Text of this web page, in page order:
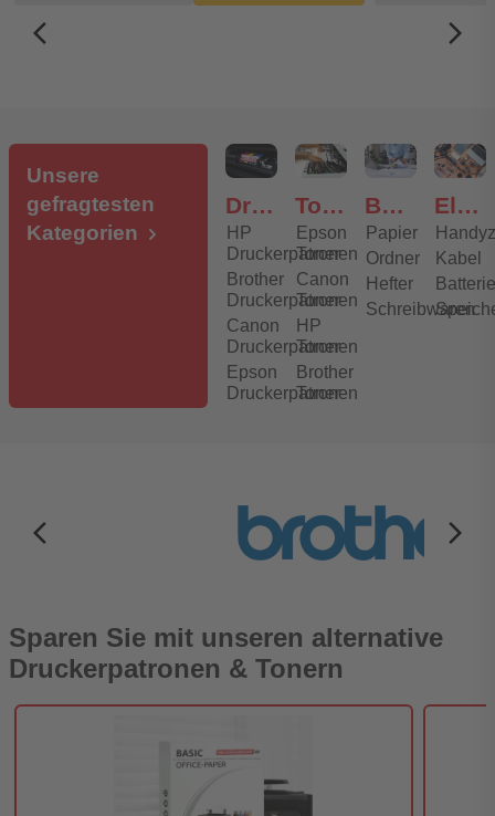
arrow_back_ios_new arrow_forward_ios
Unsere
gefragtesten
Kategorien
Druckerpatronen
HP
Druckerpatronen
Brother
Druckerpatronen
Canon
Druckerpatronen
Epson
Druckerpatronen
Toner
Epson
Toner
Canon
Toner
HP
Toner
Brother
Toner
Bürobedarf
Papier
Ordner
Hefter
Schreibwaren
Elektronik
Kabel
arrow_back_ios_new arrow_forward_ios
Sparen Sie mit unseren alternative
Druckerpatronen & Tonern